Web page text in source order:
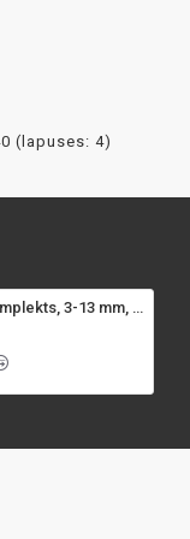
(lapuses: 4)
Acu enkuru komplekts, 3-13 mm, Rapid, 12 gab.